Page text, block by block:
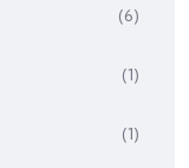
(6)
(1)
(1)